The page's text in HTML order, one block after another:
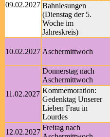
09.02.2027 Bahnlesungen
(Dienstag der 5.
Woche im
Jahreskreis)
10.02.2027 Aschermittwoch
11.02.2027
Donnerstag nach
Aschermittwoch
Kommemoration:
Gedenktag Unserer
Lieben Frau in
Lourdes
12.02.2027
Freitag nach